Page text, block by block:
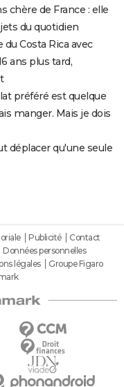
chère de France : elle
du quotidien
Costa Rica avec
ans plus tard,
préféré est quelque
manger. Mais je dois
déplacer qu'une seule
Publicité
Contact
Données personnelles
légales
Groupe Figaro